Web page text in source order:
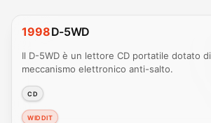
1998D-5WD
Il D-5WD è un lettore CD portatile dotato di
meccanismo elettronico anti-salto.
CD
WIDDIT